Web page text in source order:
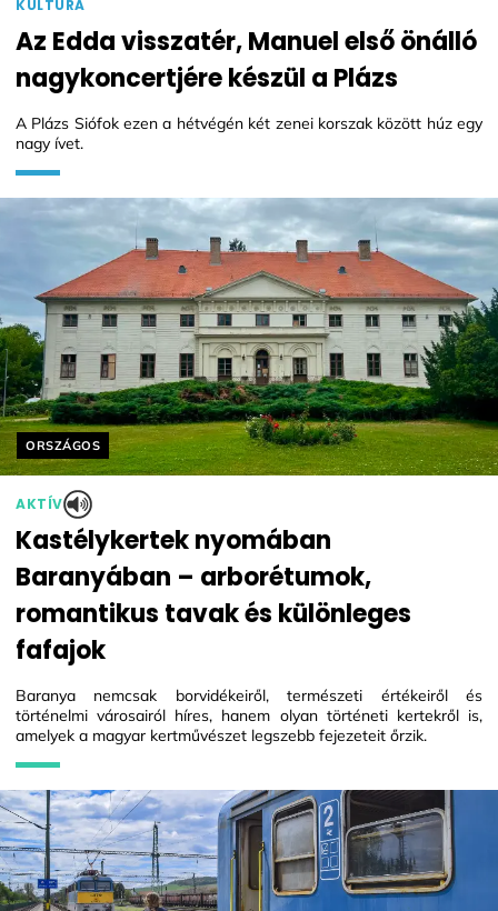
KULTÚRA
Az Edda visszatér, Manuel első önálló
nagykoncertjére készül a Plázs
A Plázs Siófok ezen a hétvégén két zenei korszak között húz egy
nagy ívet.
Helyszín címkék:
ORSZÁGOS
AKTÍV
Kastélykertek nyomában
Baranyában – arborétumok,
romantikus tavak és különleges
fafajok
Baranya nemcsak borvidékeiről, természeti értékeiről és
történelmi városairól híres, hanem olyan történeti kertekről is,
amelyek a magyar kertművészet legszebb fejezeteit őrzik.